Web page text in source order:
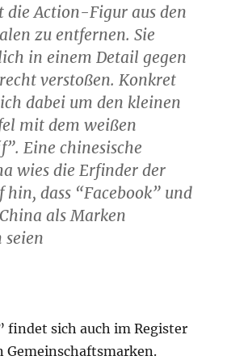
die Action-Figur aus den
zu entfernen. Sie
in einem Detail gegen
verstoßen. Konkret
dabei um den kleinen
mit dem weißen
Eine chinesische
wies die Erfinder der
hin, dass “Facebook” und
als Marken
seien
findet sich auch im Register
Gemeinschaftsmarken.